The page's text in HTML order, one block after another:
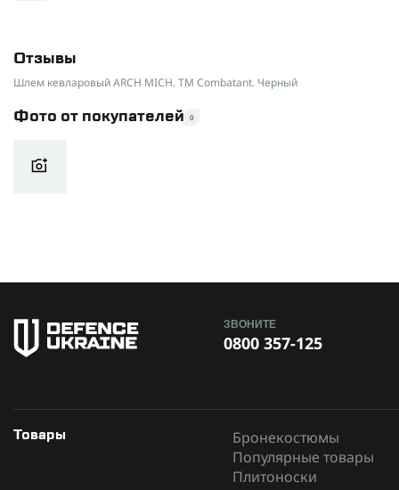
Отзывы
Шлем кевларовый ARCH MICH. ТМ Combatant. Черный
Фото от покупателей 0
ЗВОНИТЕ
0800 357-125
Товары
Бронекостюмы
Популярные товары
Плитоноски